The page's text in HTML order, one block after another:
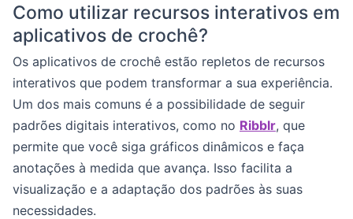
Como utilizar recursos interativos em
aplicativos de crochê?
Os aplicativos de crochê estão repletos de recursos
interativos que podem transformar a sua experiência.
Um dos mais comuns é a possibilidade de seguir
padrões digitais interativos, como no Ribblr, que
permite que você siga gráficos dinâmicos e faça
anotações à medida que avança. Isso facilita a
visualização e a adaptação dos padrões às suas
necessidades.